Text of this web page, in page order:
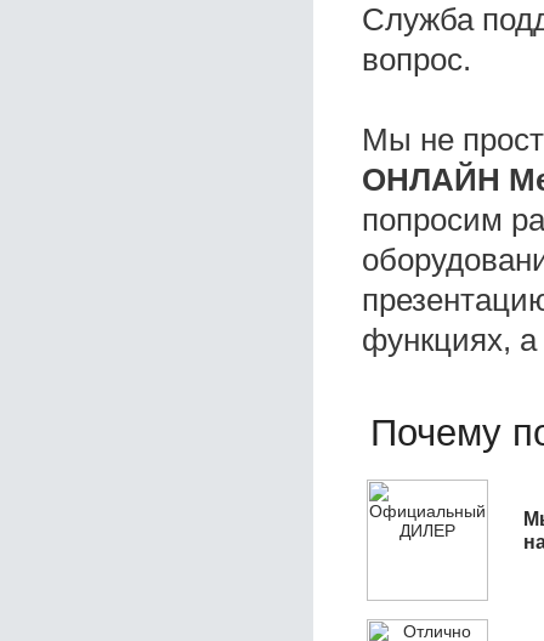
Служба
вопрос.
Мы не
ОНЛАЙН
попросим
функциях,
Почему